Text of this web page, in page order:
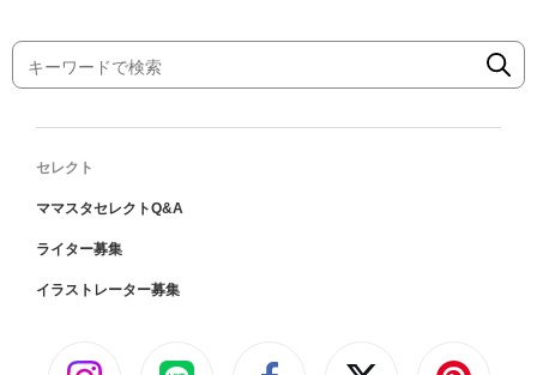
セレクト
ママスタセレクトQ&A
ライター募集
イラストレーター募集